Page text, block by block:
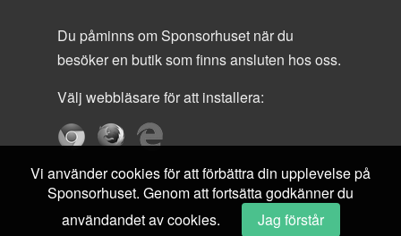
Du påminns om Sponsorhuset när du
besöker en butik som finns ansluten hos oss.
Välj webbläsare för att installera:
Vi använder cookies för att förbättra din upplevelse på
Sponsorhuset. Genom att fortsätta godkänner du
användandet av cookies.
Jag förstår